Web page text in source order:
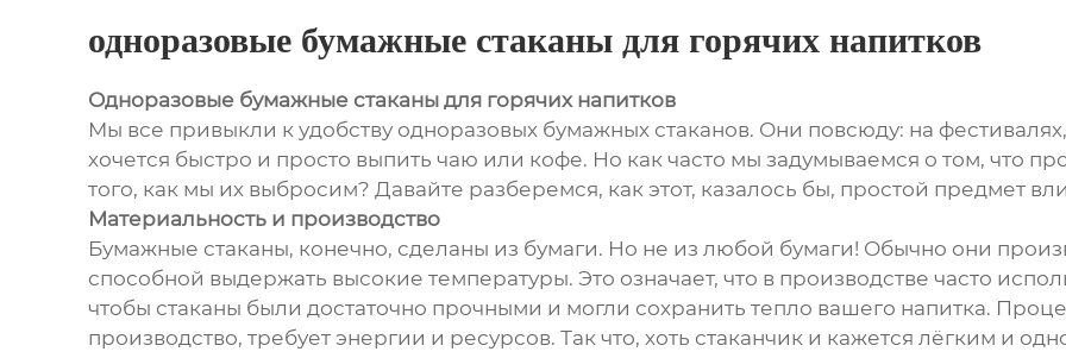
одноразовые бумажные стаканы для горячих напитков
Одноразовые бумажные стаканы для горячих напитков
Мы все привыкли к удобству одноразовых бумажных стаканов. Они повсюду: на
хочется быстро и просто выпить чаю или кофе. Но как часто мы задумываемся о том, что
того, как мы их выбросим? Давайте разберемся, как этот, казалось бы, простой предмет
Материальность и производство
Бумажные стаканы, конечно, сделаны из бумаги. Но не из любой бумаги! Обычно они
способной выдержать высокие температуры. Это означает, что в производстве часто
чтобы стаканы были достаточно прочными и могли сохранить тепло вашего напитка.
производство, требует энергии и ресурсов. Так что, хоть стаканчик и кажется лёгким и